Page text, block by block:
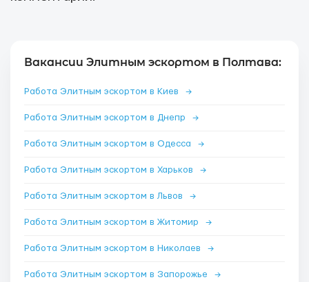
Вакансии Элитным эскортом в Полтава:
Работа Элитным эскортом в Киев →
Работа Элитным эскортом в Днепр →
Работа Элитным эскортом в Одесса →
Работа Элитным эскортом в Харьков →
Работа Элитным эскортом в Львов →
Работа Элитным эскортом в Житомир →
Работа Элитным эскортом в Николаев →
Работа Элитным эскортом в Запорожье →